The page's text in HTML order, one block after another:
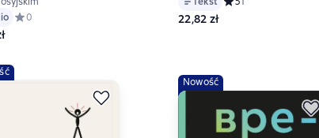
Средний рейтинг 0 на основе 0 оценок
0 22,82 zł
Nowość